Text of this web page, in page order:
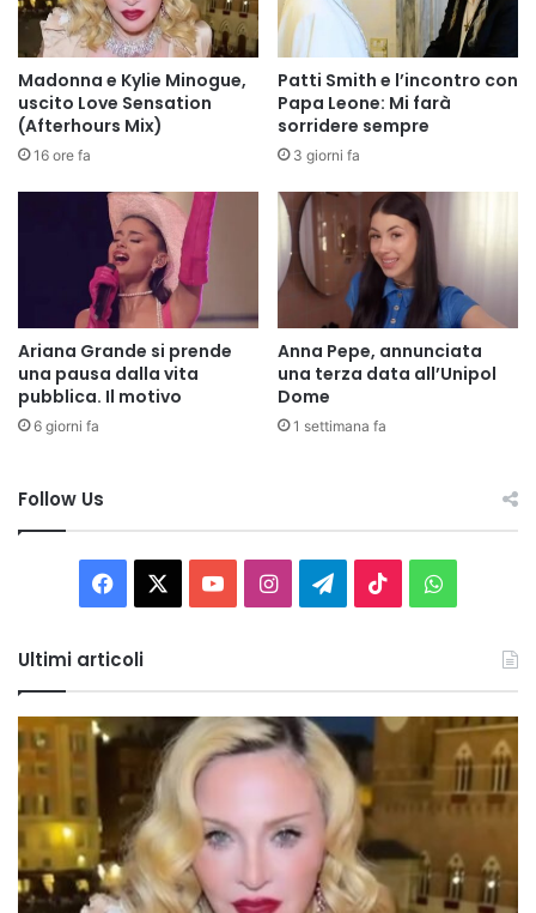
Madonna e Kylie Minogue,
uscito Love Sensation
(Afterhours Mix)
16 ore fa
Patti Smith e l’incontro con
Papa Leone: Mi farà
sorridere sempre
3 giorni fa
Ariana Grande si prende
una pausa dalla vita
pubblica. Il motivo
6 giorni fa
Anna Pepe, annunciata
una terza data all’Unipol
Dome
1 settimana fa
Follow Us
Facebook You InstagramTelegram
TikTok
Ultimi articoli